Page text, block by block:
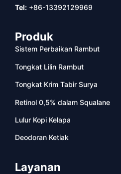
Tel: +86-13392129969
Produk
Sistem Perbaikan Rambut
Tongkat Lilin Rambut
Tongkat Krim Tabir Surya
Retinol 0,5% dalam Squalane
Lulur Kopi Kelapa
Deodoran Ketiak
Layanan